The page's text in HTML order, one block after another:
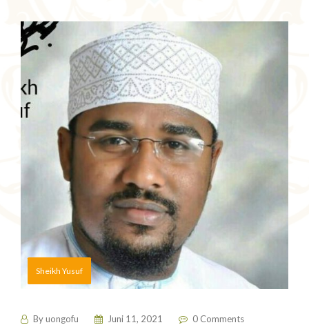
Sheikh Yusuf
Byuongofu Juni 11, 2021 0 Comments